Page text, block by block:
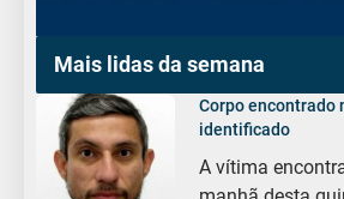
Mais lidas da semana
Corpo encontrado
identificado
A vítima